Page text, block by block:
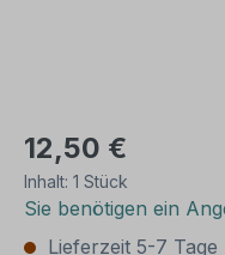
12,50 €
Inhalt: 1 Stück
Sie benötigen ein
Lieferzeit 5-7 Tage